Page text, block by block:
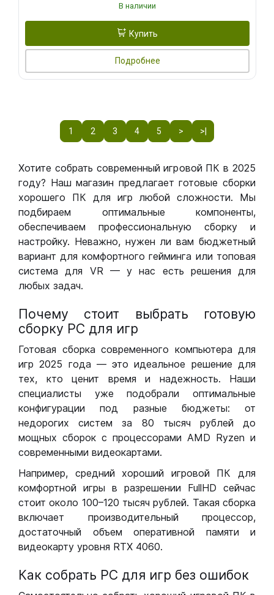
В наличии
Купить
Подробнее
1 2 3 4 5 > >|
Хотите собрать современный игровой ПК в 2025
году? Наш магазин предлагает готовые сборки
хорошего ПК для игр любой сложности. Мы
подбираем оптимальные компоненты,
обеспечиваем профессиональную сборку и
настройку. Неважно, нужен ли вам бюджетный
вариант для комфортного гейминга или топовая
система для VR — у нас есть решения для
любых задач.
Почему стоит выбрать готовую
сборку РС для игр
Готовая сборка современного компьютера для
игр 2025 года — это идеальное решение для
тех, кто ценит время и надежность. Наши
специалисты уже подобрали оптимальные
конфигурации под разные бюджеты: от
недорогих систем за 80 тысяч рублей до
мощных сборок с процессорами AMD Ryzen и
современными видеокартами.
Например, средний хороший игровой ПК для
комфортной игры в разрешении FullHD сейчас
стоит около 100–120 тысяч рублей. Такая сборка
включает производительный процессор,
достаточный объем оперативной памяти и
видеокарту уровня RTX 4060.
Как собрать РС для игр без ошибок